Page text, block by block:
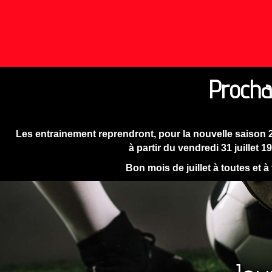
Les entrainement reprendront, pour la nouvelle saison
à partir du vendredi 31 juillet
Bon mois de juillet à toutes et à